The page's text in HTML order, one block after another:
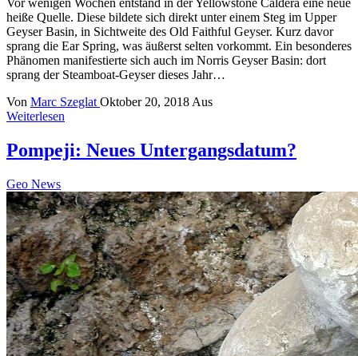
Vor wenigen Wochen entstand in der Yellowstone Caldera eine neue
heiße Quelle. Diese bildete sich direkt unter einem Steg im Upper
Geyser Basin, in Sichtweite des Old Faithful Geyser. Kurz davor
sprang die Ear Spring, was äußerst selten vorkommt. Ein besonderes
Phänomen manifestierte sich auch im Norris Geyser Basin: dort
sprang der Steamboat-Geyser dieses Jahr…
Von Marc Szeglat Oktober 20, 2018 Aus
Weiterlesen
Pompeji: Neues Untergangsdatum?
Geo News